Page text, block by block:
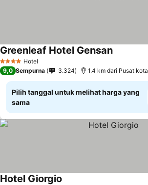
4 BintangHotel
Greenleaf Hotel Gensan
9,0 Sempurna 3.324 1.4 km dari Pusat kota
Pilih tanggal untuk melihat harga yang
sama
Hotel Giorgio